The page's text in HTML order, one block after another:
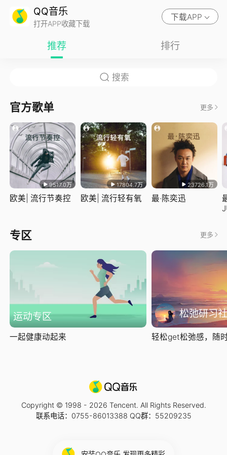
QQ音乐
打开APP收藏下载
下载APP
推荐 排行
官方歌单 更多
9517.0万
欧美| 流行节奏控
17804.7万
欧美| 流行轻有氧
23726.1万
最·陈奕迅
专区 更多
运动专区
一起健康动起来
松弛研习社
轻松get松弛感，随
Copyright © 1998 - 2026 Tencent. All Rights Reserved.
联系电话：0755-86013388 QQ群：55209235